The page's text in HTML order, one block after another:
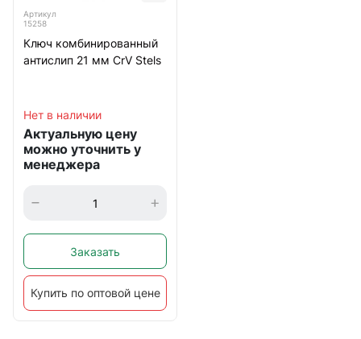
Артикул
15258
Ключ комбинированный
антислип 21 мм CrV Stels
Нет в наличии
Актуальную цену
можно уточнить у
менеджера
Заказать
Купить по оптовой цене